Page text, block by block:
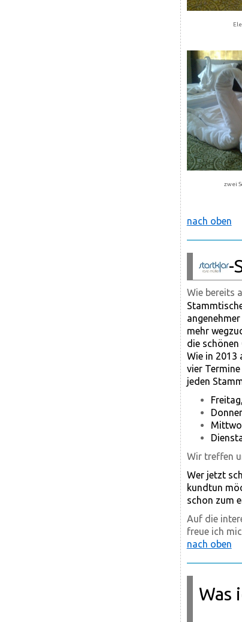
zwei
nach oben
-
Wie bereits
mehr
die schönen
Wie in 2013
vier
jeden
Wir treffen
Wer jetzt
kundtun
schon zum
Auf die
freue ich
nach oben
Was